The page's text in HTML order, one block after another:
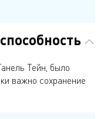
Тейн, было
важно сохранение